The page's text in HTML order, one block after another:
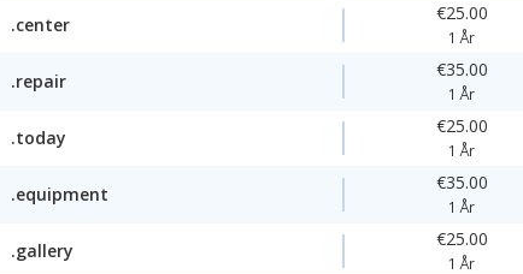
.center
€25.00
1 År
.repair
€35.00
1 År
.today
€25.00
1 År
.equipment
€35.00
1 År
.gallery
€25.00
1 År